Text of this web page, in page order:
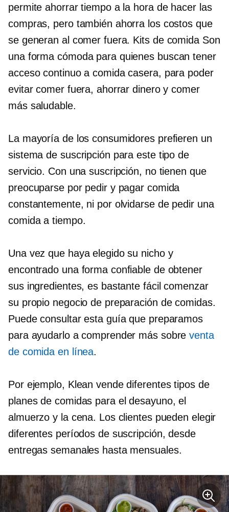
permite ahorrar tiempo a la hora de hacer las
compras, pero también ahorra los costos que
se generan al comer fuera. Kits de comidaSon
una forma cómoda para quienes buscan tener
acceso continuo a comida casera, para poder
evitar comer fuera, ahorrar dinero y comer
más saludable.
La mayoría de los consumidores prefieren un
sistema de suscripción para este tipo de
servicio. Con una suscripción, no tienen que
preocuparse por pedir y pagar comida
constantemente, ni por olvidarse de pedir una
comida a tiempo.
Una vez que haya elegido su nicho y
encontrado una forma confiable de obtener
sus ingredientes, es bastante fácil comenzar
su propio negocio de preparación de comidas.
Puede consultar esta guía que preparamos
para ayudarlo a comprender más sobreventa
de comida en línea.
Por ejemplo, Klean vende diferentes tipos de
planes de comidas para el desayuno, el
almuerzo y la cena. Los clientes pueden elegir
diferentes períodos de suscripción, desde
entregas semanales hasta mensuales.